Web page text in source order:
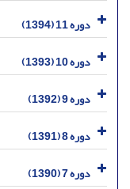
دوره 11 (1394)
دوره 10 (1393)
دوره 9 (1392)
دوره 8 (1391)
دوره 7 (1390)